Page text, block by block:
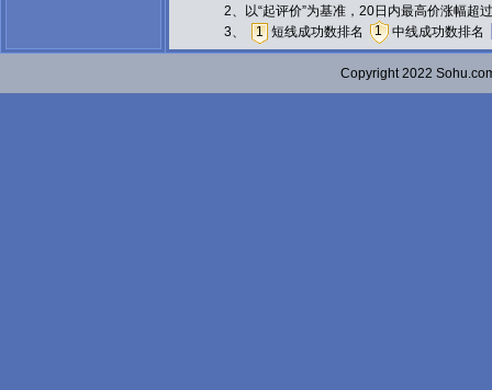
2、以“起评价”为基准，20日内最高价涨幅
3、
1 短线成功数排名 1 中线成功数排名
Copyright 2022